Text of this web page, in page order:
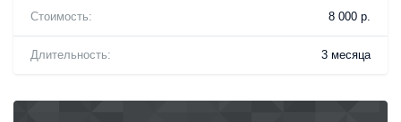
Стоимость: 8 000 р.
Длительность: 3 месяца